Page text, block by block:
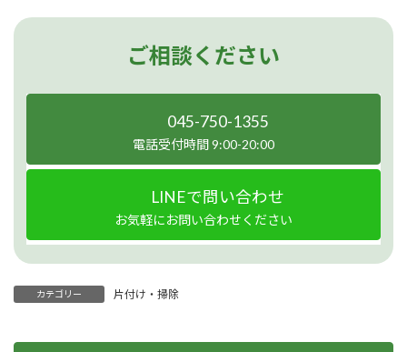
ご相談ください
045-750-1355
電話受付時間 9:00-20:00
LINEで問い合わせ
お気軽にお問い合わせください
カテゴリー 片付け・掃除